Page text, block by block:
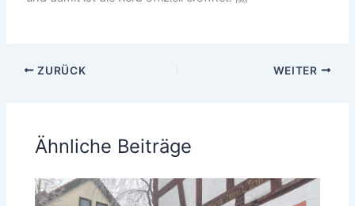
ZURÜCK WEITER
Ähnliche Beiträge